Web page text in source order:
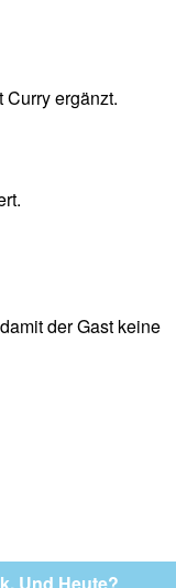
ergänzt.
der Gast keine